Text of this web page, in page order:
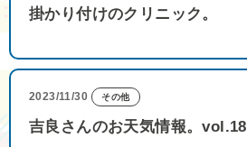
掛かり付けのクリニック。
2023/11/30 その他
吉良さんのお天気情報。vol.18